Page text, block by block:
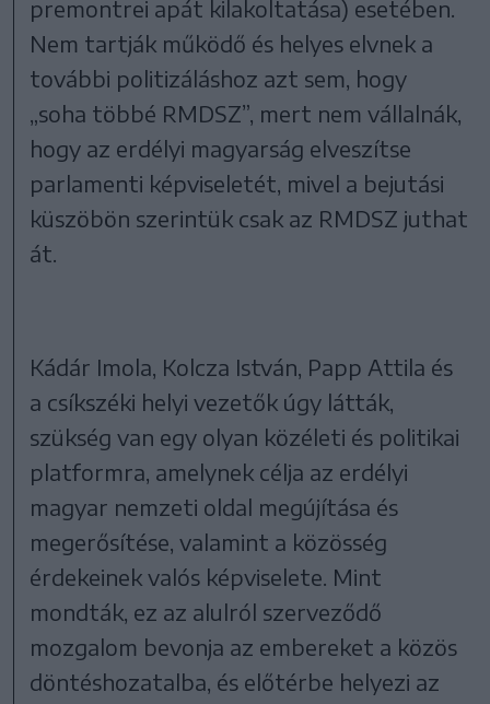
premontrei apát kilakoltatása) esetében.
Nem tartják működő és helyes elvnek a
további politizáláshoz azt sem, hogy
„soha többé RMDSZ”, mert nem vállalnák,
hogy az erdélyi magyarság elveszítse
parlamenti képviseletét, mivel a bejutási
küszöbön szerintük csak az RMDSZ juthat
át.
Kádár Imola, Kolcza István, Papp Attila és
a csíkszéki helyi vezetők úgy látták,
szükség van egy olyan közéleti és politikai
platformra, amelynek célja az erdélyi
magyar nemzeti oldal megújítása és
megerősítése, valamint a közösség
érdekeinek valós képviselete. Mint
mondták, ez az alulról szerveződő
mozgalom bevonja az embereket a közös
döntéshozatalba, és előtérbe helyezi az